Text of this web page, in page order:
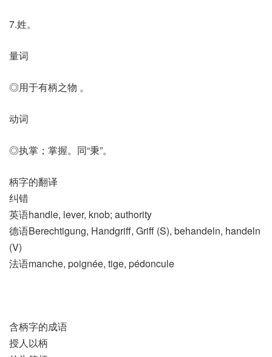
7.姓。
量词
◎用于有柄之物 。
动词
◎执掌；掌握。同“秉”。
柄字的翻译
纠错
英语handle, lever, knob; authority
德语Berechtigung, Handgriff, Griff (S)​, behandeln, handeln
(V)
法语manche, poignée, tige, pédoncule
含柄字的成语
授人以柄